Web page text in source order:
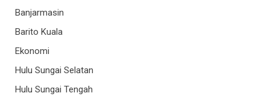
Banjarmasin
Barito Kuala
Ekonomi
Hulu Sungai Selatan
Hulu Sungai Tengah